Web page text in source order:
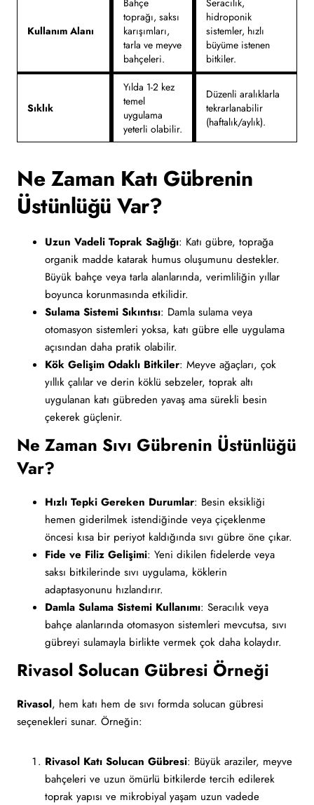
Kullanım Alanı
Bahçe
toprağı, saksı
karışımları,
tarla ve meyve
bahçeleri.
Seracılık,
hidroponik
sistemler, hızlı
büyüme istenen
bitkiler.
Sıklık
Yılda 1-2 kez
temel
uygulama
yeterli olabilir.
Düzenli aralıklarla
tekrarlanabilir
(haftalık/aylık).
Ne Zaman Katı Gübrenin
Üstünlüğü Var?
Uzun Vadeli Toprak Sağlığı: Katı gübre, toprağa
organik madde katarak humus oluşumunu destekler.
Büyük bahçe veya tarla alanlarında, verimliliğin yıllar
boyunca korunmasında etkilidir.
Sulama Sistemi Sıkıntısı: Damla sulama veya
otomasyon sistemleri yoksa, katı gübre elle uygulama
açısından daha pratik olabilir.
Kök Gelişim Odaklı Bitkiler: Meyve ağaçları, çok
yıllık çalılar ve derin köklü sebzeler, toprak altı
uygulanan katı gübreden yavaş ama sürekli besin
çekerek güçlenir.
Ne Zaman Sıvı Gübrenin Üstünlüğü
Var?
Hızlı Tepki Gereken Durumlar: Besin eksikliği
hemen giderilmek istendiğinde veya çiçeklenme
öncesi kısa bir periyot kaldığında sıvı gübre öne çıkar.
Fide ve Filiz Gelişimi: Yeni dikilen fidelerde veya
saksı bitkilerinde sıvı uygulama, köklerin
adaptasyonunu hızlandırır.
Damla Sulama Sistemi Kullanımı: Seracılık veya
bahçe alanlarında otomasyon sistemleri mevcutsa, sıvı
gübreyi sulamayla birlikte vermek çok daha kolaydır.
Rivasol Solucan Gübresi Örneği
Rivasol, hem katı hem de sıvı formda solucan gübresi
seçenekleri sunar. Örneğin:
Rivasol Katı Solucan Gübresi: Büyük araziler, meyve
bahçeleri ve uzun ömürlü bitkilerde tercih edilerek
toprak yapısı ve mikrobiyal yaşam uzun vadede